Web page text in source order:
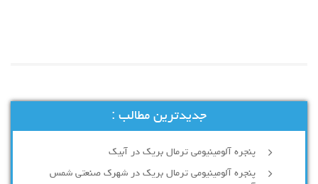
جدیدترین مطالب :
پنجره آلومینیومی ترمال بریک در آبیک
پنجره آلومینیومی ترمال بریک در شهرک صنعتی شمس